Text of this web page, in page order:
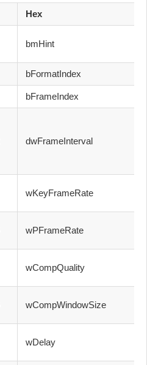
Hex
bmHint
bFormatIndex
bFrameIndex
dwFrameInterval
wKeyFrameRate
wPFrameRate
wCompQuality
wCompWindowSize
wDelay